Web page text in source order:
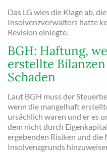
Das LG wies die Klage ab,
Insolvenzverwalters hatte
Revision einlegte.
BGH: Haftung,
erstellte
Schaden
Laut BGH muss der
wenn die mangelhaft
ursächlich waren und er es
dem nicht durch
ergebenden Risiken und die
Insolvenzgrunds